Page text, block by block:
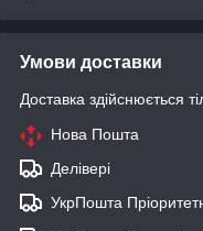
Умови доставки
Доставка здійснюється
Нова Пошта
Делівері
УкрПошта